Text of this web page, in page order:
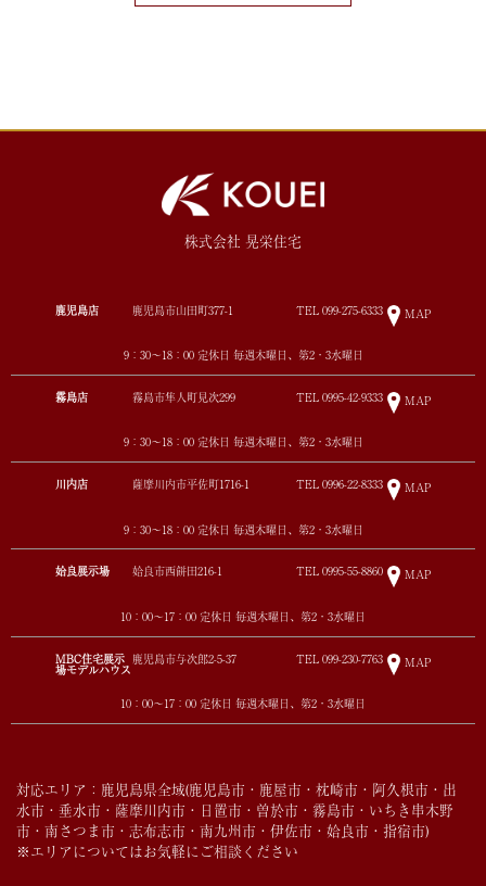
株式会社 晃栄住宅
鹿児島店 鹿児島市山田町377-1 TEL 099-275-6333 MAP
9：30～18：00 定休日 毎週木曜日、第2・3水曜日
霧島店 霧島市隼人町見次299 TEL 0995-42-9333 MAP
9：30～18：00 定休日 毎週木曜日、第2・3水曜日
川内店 薩摩川内市平佐町1716-1 TEL 0996-22-8333 MAP
9：30～18：00 定休日 毎週木曜日、第2・3水曜日
姶良展示場 姶良市西餅田216-1 TEL 0995-55-8860 MAP
10：00～17：00 定休日 毎週木曜日、第2・3水曜日
MBC住宅展示
場モデルハウス
鹿児島市与次郎2-5-37 TEL 099-230-7763 MAP
10：00～17：00 定休日 毎週木曜日、第2・3水曜日
対応エリア：鹿児島県全域(鹿児島市・鹿屋市・枕崎市・阿久根市・出
水市・垂水市・薩摩川内市・日置市・曽於市・霧島市・いちき串木野
市・南さつま市・志布志市・南九州市・伊佐市・姶良市・指宿市)
※エリアについてはお気軽にご相談ください